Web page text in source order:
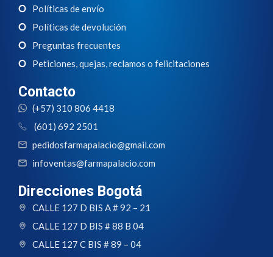
Políticas de envío
Políticas de devolución
Preguntas frecuentes
Peticiones, quejas, reclamos o felicitaciones
Contacto
(+57) 310 806 4418
(601) 692 2501
pedidosfarmapalacio@gmail.com
infoventas@farmapalacio.com
Direcciones Bogotá
CALLE 127 D BIS A # 92 – 21
CALLE 127 D BIS # 88 B 04
CALLE 127 C BIS # 89 – 04